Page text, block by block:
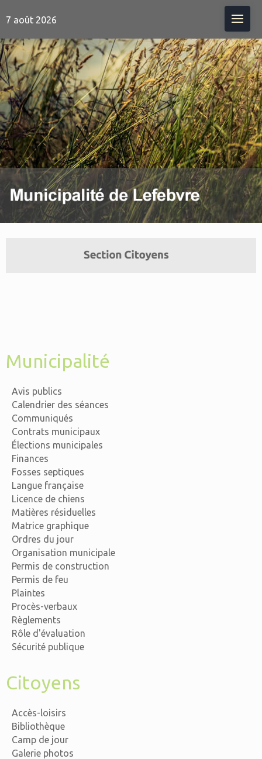
7 août 2026
Municipalité
Avis publics
Calendrier des séances
Communiqués
Contrats municipaux
Élections municipales
Finances
Fosses septiques
Langue française
Licence de chiens
Matières résiduelles
Matrice graphique
Ordres du jour
Organisation municipale
Permis de construction
Permis de feu
Plaintes
Procès-verbaux
Règlements
Rôle d'évaluation
Sécurité publique
Citoyens
Accès-loisirs
Bibliothèque
Camp de jour
Galerie photos